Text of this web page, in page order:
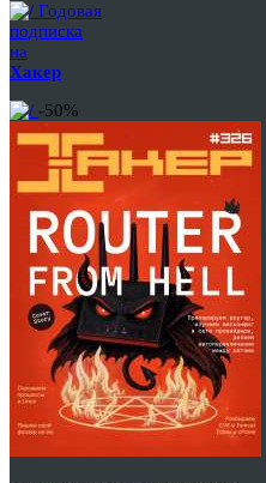
Годовая
подписка
на
Хакер
-50%